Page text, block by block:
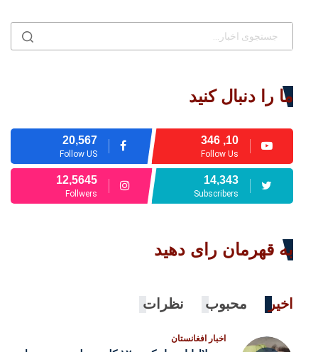
ما را دنبال کنید
20,567
Follow US
10, 346
Follow Us
12,5645
Follwers
14,343
Subscribers
به قهرمان رای دهید
اخیر محبوب نظرات
اخبار افغانستان